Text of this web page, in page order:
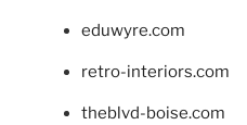
eduwyre.com
retro-interiors.com
theblvd-boise.com